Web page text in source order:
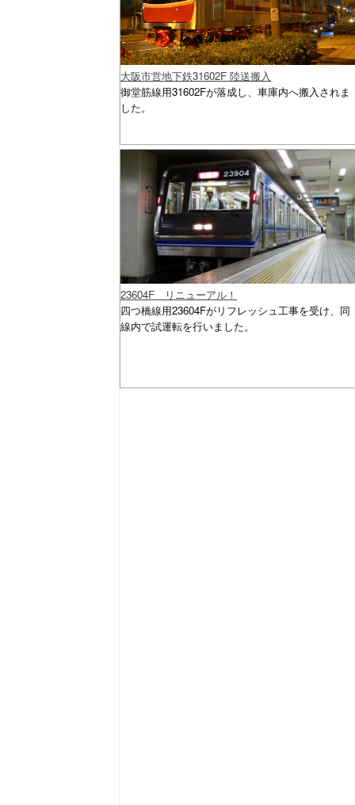
大阪市営地下鉄31602F 陸送搬入
御堂筋線用31602Fが落成し、車庫内へ搬入されま
した。
23604F リニューアル！
四つ橋線用23604Fがリフレッシュ工事を受け、同
線内で試運転を行いました。